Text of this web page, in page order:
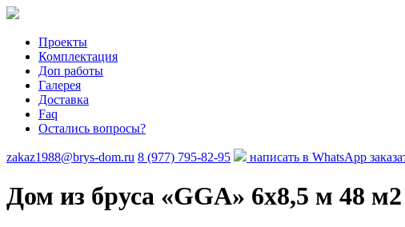
Проекты
Комплектация
Доп работы
Галерея
Доставка
Faq
Остались вопросы?
zakaz1988@brys-dom.ru 8 (977) 795-82-95 написать в WhatsApp
Дом из бруса «GGA» 6х8,5 м 48